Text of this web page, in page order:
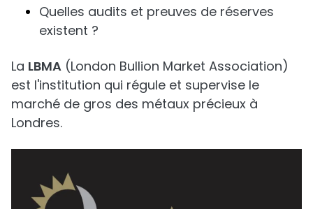
Quelles audits et preuves de réserves
existent ?
La LBMA (London Bullion Market Association)
est l'institution qui régule et supervise le
marché de gros des métaux précieux à
Londres.